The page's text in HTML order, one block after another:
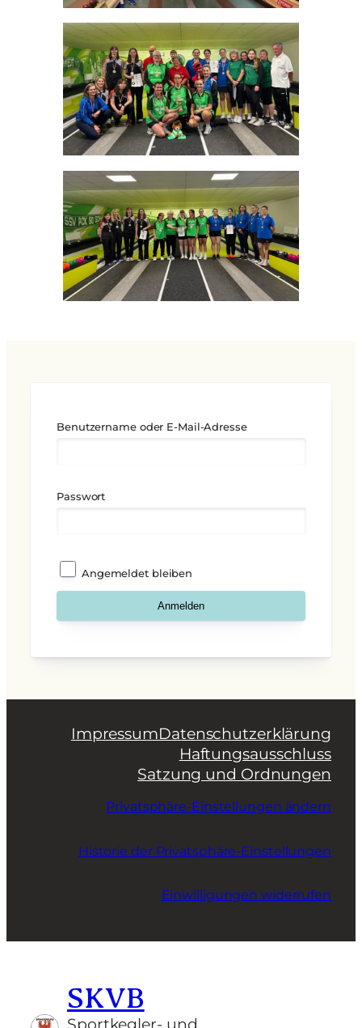
Benutzername oder E-Mail-Adresse
Passwort
Angemeldet bleiben
ImpressumDatenschutzerklärung
Haftungsausschluss
Satzung und Ordnungen
Privatsphäre-Einstellungen ändern
Historie der Privatsphäre-Einstellungen
Einwilligungen widerrufen
SKVB
Sportkegler- und